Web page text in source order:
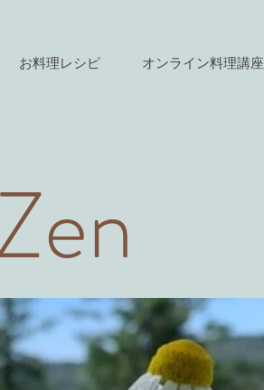
お料理レシピ オンライン料理講座